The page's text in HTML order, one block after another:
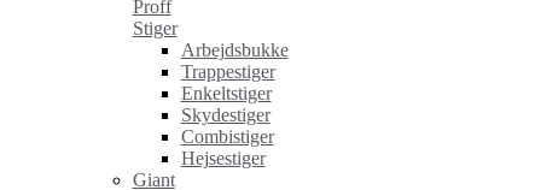
Proff
Stiger
Arbejdsbukke
Trappestiger
Enkeltstiger
Skydestiger
Combistiger
Hejsestiger
Giant